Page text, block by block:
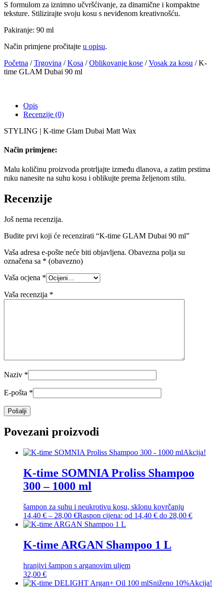
S formulom za iznimno učvršćivanje, za dinamične i kompaktne
teksture. Stilizirajte svoju kosu s neviđenom kreativnošću.
Pakiranje: 90 ml
Način primjene pročitajte u opisu.
Početna /Trgovina /Kosa /Oblikovanje kose /Vosak za kosu / K-
time GLAM Dubai 90 ml
Opis
Recenzije (0)
STYLING | K-time Glam Dubai Matt Wax
Način primjene:
Malu količinu proizvoda protrljajte između dlanova, a zatim prstima
ruku nanesite na suhu kosu i oblikujte prema željenom stilu.
Recenzije
Još nema recenzija.
Budite prvi koji će recenzirati “K-time GLAM Dubai 90 ml”
Vaša adresa e-pošte neće biti objavljena. Obavezna polja su
označena sa * (obavezno)
Vaša ocjena *
Vaša recenzija *
Naziv *
E-pošta *
Povezani proizvodi
Akcija!
K-time SOMNIA Proliss Shampoo
300 – 1000 ml
šampon za suhu i neukrotivu kosu, sklonu kovrčanju
14,40 € – 28,00 €Raspon cijena: od 14,40 € do 28,00 €
K-time ARGAN Shampoo 1 L
hranjivi šampon s arganovim uljem
32,00 €
Sniženo 10%Akcija!